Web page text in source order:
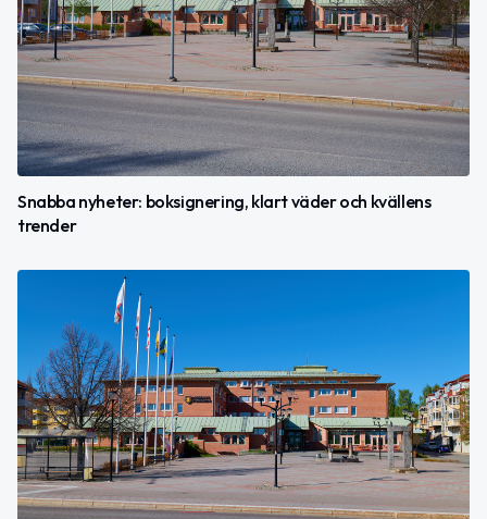
Snabba nyheter: boksignering, klart väder och kvällens
trender